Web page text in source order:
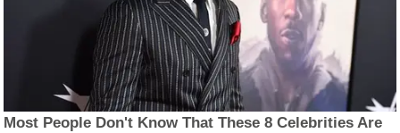
Most People Don't Know That These 8 Celebrities Are